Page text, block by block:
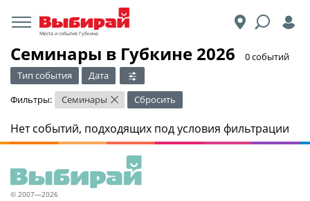
Места и события Губкина
Семинары в Губкине 2026
​0 событий
Тип события
Дата
Фильтры:
Семинары × Сбросить
Нет событий, подходящих под условия фильтрации
© 2007—2026